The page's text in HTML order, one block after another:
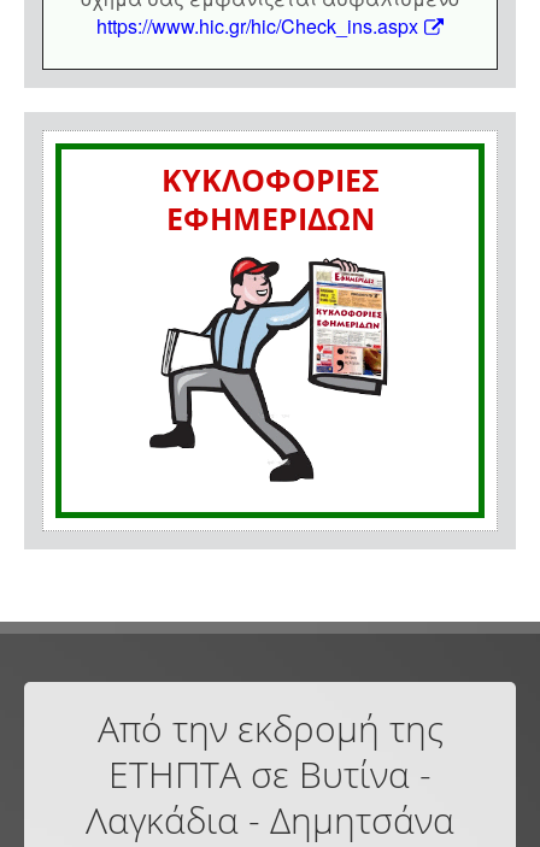
https://www.hic.gr/hic/Check_ins.aspx
ΚΥΚΛΟΦΟΡΙΕΣ
ΕΦΗΜΕΡΙΔΩΝ
Από την εκδρομή της
ΕΤΗΠΤΑ σε Βυτίνα -
Λαγκάδια - Δημητσάνα